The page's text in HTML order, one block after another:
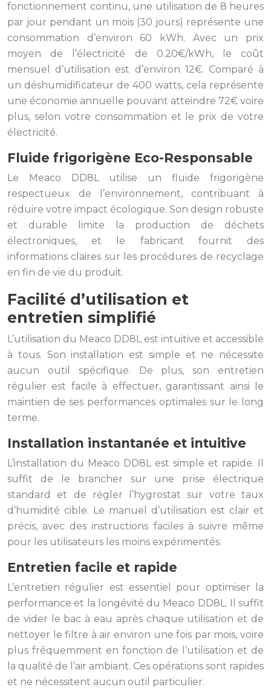
fonctionnement continu, une utilisation de 8 heures
par jour pendant un mois (30 jours) représente une
consommation d’environ 60 kWh. Avec un prix
moyen de l’électricité de 0.20€/kWh, le coût
mensuel d’utilisation est d’environ 12€. Comparé à
un déshumidificateur de 400 watts, cela représente
une économie annuelle pouvant atteindre 72€ voire
plus, selon votre consommation et le prix de votre
électricité.
Fluide frigorigène Eco-Responsable
Le Meaco DD8L utilise un fluide frigorigène
respectueux de l’environnement, contribuant à
réduire votre impact écologique. Son design robuste
et durable limite la production de déchets
électroniques, et le fabricant fournit des
informations claires sur les procédures de recyclage
en fin de vie du produit.
Facilité d’utilisation et
entretien simplifié
L’utilisation du Meaco DD8L est intuitive et accessible
à tous. Son installation est simple et ne nécessite
aucun outil spécifique. De plus, son entretien
régulier est facile à effectuer, garantissant ainsi le
maintien de ses performances optimales sur le long
terme.
Installation instantanée et intuitive
L’installation du Meaco DD8L est simple et rapide. Il
suffit de le brancher sur une prise électrique
standard et de régler l’hygrostat sur votre taux
d’humidité cible. Le manuel d’utilisation est clair et
précis, avec des instructions faciles à suivre même
pour les utilisateurs les moins expérimentés.
Entretien facile et rapide
L’entretien régulier est essentiel pour optimiser la
performance et la longévité du Meaco DD8L. Il suffit
de vider le bac à eau après chaque utilisation et de
nettoyer le filtre à air environ une fois par mois, voire
plus fréquemment en fonction de l’utilisation et de
la qualité de l’air ambiant. Ces opérations sont rapides
et ne nécessitent aucun outil particulier.